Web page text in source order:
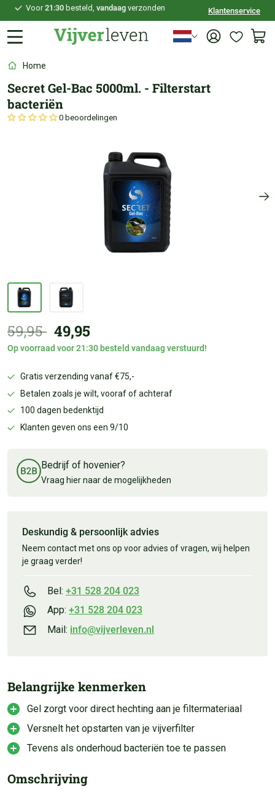
100 dagenbedenktijd
achteraf betalen
Persoonlijk
Klantenservice
Home
Secret Gel-Bac 5000ml. - Filterstart
bacteriën
0 beoordelingen
59,95 49,95
Op voorraad voor 21:30 besteld vandaag verstuurd!
Gratis verzending vanaf €75,-
Betalen zoals je wilt, vooraf of achteraf
100 dagen bedenktijd
Klanten geven ons een 9/10
Bedrijf of hovenier?
Vraag hier naar de mogelijkheden
Deskundig & persoonlijk advies
Neem contact met ons op voor advies of vragen, wij helpen
je graag verder!
Bel: +31 528 204 023
App: +31 528 204 023
Mail: info@vijverleven.nl
Belangrijke kenmerken
Gel zorgt voor direct hechting aan je filtermateriaal
Versnelt het opstarten van je vijverfilter
Tevens als onderhoud bacteriën toe te passen
Omschrijving